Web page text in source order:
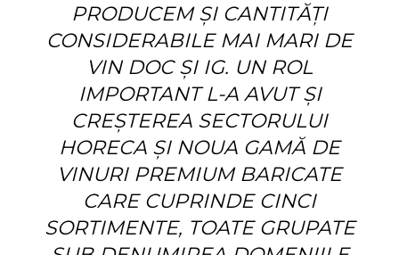
PRODUCEM ŞI CANTITĂŢI
CONSIDERABILE MAI MARI DE
VIN DOC ŞI IG. UN ROL
IMPORTANT L-A AVUT ȘI
CREȘTEREA SECTORULUI
HORECA ȘI NOUA GAMĂ DE
VINURI PREMIUM BARICATE
CARE CUPRINDE CINCI
SORTIMENTE, TOATE GRUPATE